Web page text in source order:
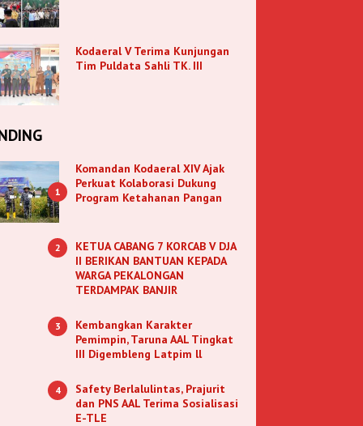
Kodaeral V Terima Kunjungan
Tim Puldata Sahli TK. III
1
Komandan Kodaeral XIV Ajak
Perkuat Kolaborasi Dukung
Program Ketahanan Pangan
2
KETUA CABANG 7 KORCAB V DJA
II BERIKAN BANTUAN KEPADA
WARGA PEKALONGAN
TERDAMPAK BANJIR
3
Kembangkan Karakter
Pemimpin, Taruna AAL Tingkat
III Digembleng Latpim ll
4
Safety Berlalulintas, Prajurit
dan PNS AAL Terima Sosialisasi
E-TLE